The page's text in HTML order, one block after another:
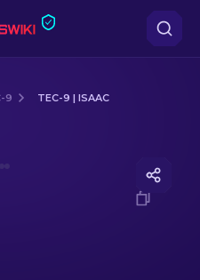
9 TEC-9 | ISAAC